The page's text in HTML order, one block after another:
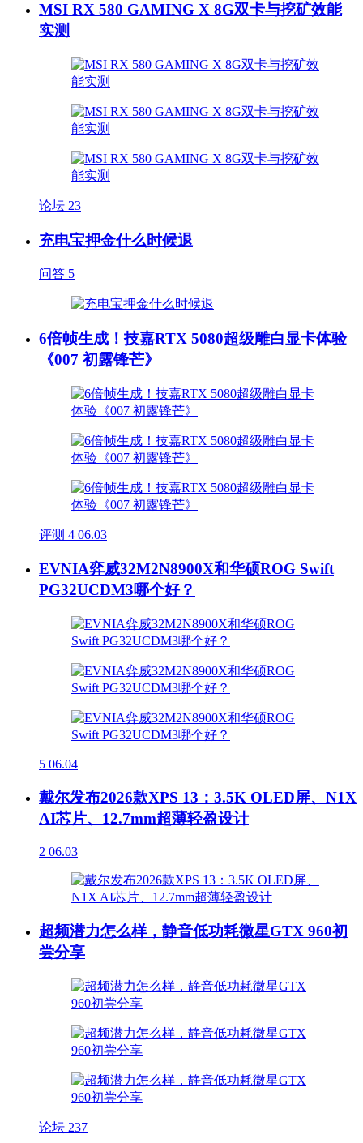
MSI RX 580 GAMING X 8G双卡与挖矿效能
实测
论坛 23
充电宝押金什么时候退
问答 5
6倍帧生成！技嘉RTX 5080超级雕白显卡体验
《007 初露锋芒》
评测 4 06.03
EVNIA弈威32M2N8900X和华硕ROG Swift
PG32UCDM3哪个好？
5 06.04
戴尔发布2026款XPS 13：3.5K OLED屏、N1X
AI芯片、12.7mm超薄轻盈设计
2 06.03
超频潜力怎么样，静音低功耗微星GTX 960初
尝分享
论坛 237